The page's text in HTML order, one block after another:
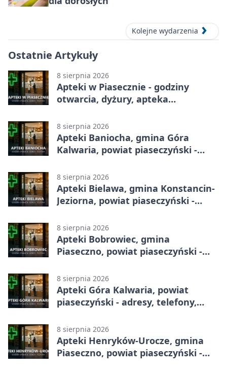
Kolejne wydarzenia
Ostatnie Artykuły
8 sierpnia 2026
Apteki w Piasecznie - godziny
otwarcia, dyżury, apteka
8 sierpnia 2026
Apteki Baniocha, gmina Góra
Kalwaria, powiat piaseczyński -
8 sierpnia 2026
Apteki Bielawa, gmina Konstancin-
Jeziorna, powiat piaseczyński -
8 sierpnia 2026
Apteki Bobrowiec, gmina
Piaseczno, powiat piaseczyński -
8 sierpnia 2026
Apteki Góra Kalwaria, powiat
piaseczyński - adresy, telefony,
8 sierpnia 2026
Apteki Henryków-Urocze, gmina
Piaseczno, powiat piaseczyński -